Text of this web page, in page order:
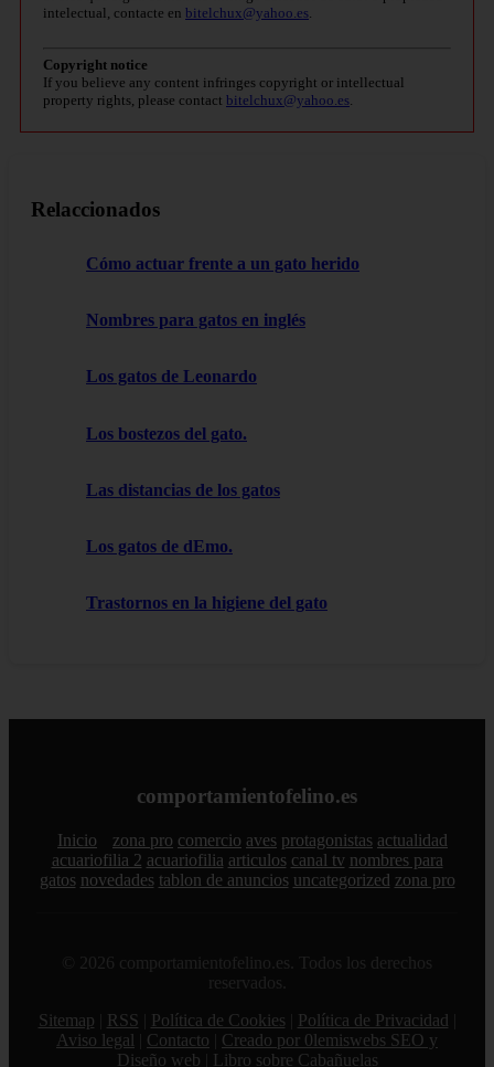
intelectual, contacte en bitelchux@yahoo.es.
Copyright notice
If you believe any content infringes copyright or intellectual
property rights, please contact bitelchux@yahoo.es.
Relaccionados
Cómo actuar frente a un gato herido
Nombres para gatos en inglés
Los gatos de Leonardo
Los bostezos del gato.
Las distancias de los gatos
Los gatos de dEmo.
Trastornos en la higiene del gato
comportamientofelino.es
Inicio zona pro comercio aves protagonistas actualidad
acuariofilia 2 acuariofilia articulos canal tv nombres para
gatos novedades tablon de anuncios uncategorized zona pro
© 2026 comportamientofelino.es. Todos los derechos
reservados.
Sitemap
RSS Política de Cookies Política de Privacidad
Aviso legal
Contacto
Creado por 0lemiswebs SEO y
Diseño web
Libro sobre Cabañuelas